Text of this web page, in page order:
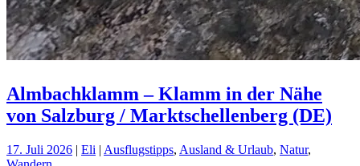
Almbachklamm – Klamm in der Nähe
von Salzburg / Marktschellenberg (DE)
17. Juli 2026 | Eli | Ausflugstipps, Ausland & Urlaub, Natur,